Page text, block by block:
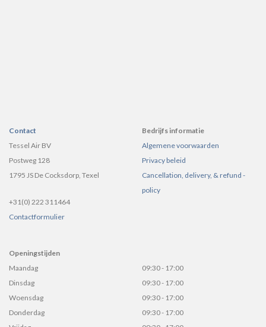
Contact
Tessel Air BV
Postweg 128
1795 JS De Cocksdorp, Texel
+31(0) 222 311464
Contactformulier
Bedrijfs informatie
Algemene voorwaarden
Privacy beleid
Cancellation, delivery, & refund -
policy
Openingstijden
Maandag
Dinsdag
Woensdag
Donderdag
09:30 - 17:00
09:30 - 17:00
09:30 - 17:00
09:30 - 17:00